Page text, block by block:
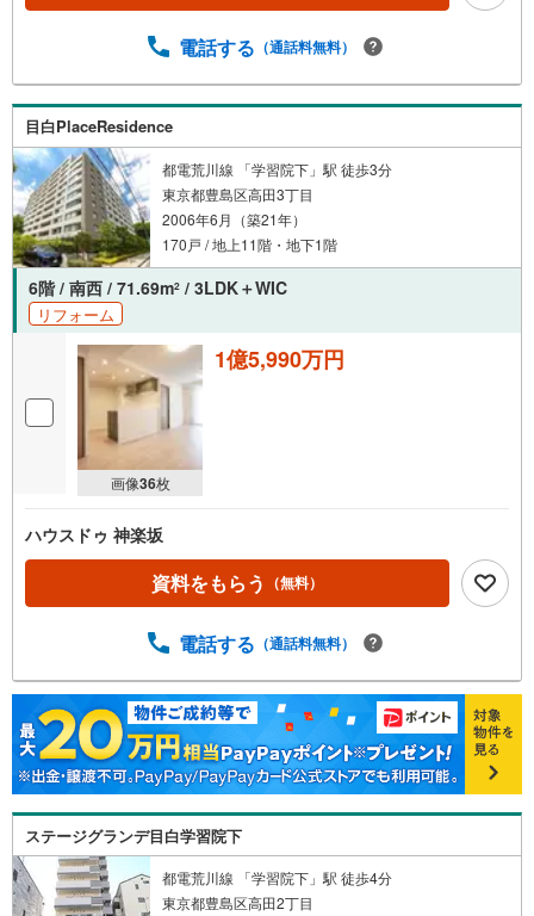
態:全部委託管理会社/ナイスコミュニティー株式会社管理
ベーター/有オートロック/有《ハウジングハーモニー・優和
の強み》・当社では全てのお客様に経験豊富な担当者がご
案内から引渡まで責任もって担当いたします。価格の交渉
もお任せください！
電話する （通話料無料）
目白PlaceResidence
都電荒川線 「学習院下」駅 徒歩3分
東京都豊島区高田3丁目
2006年6月（築21年）
170戸 / 地上11階・地下1階
6階 / 南西 / 71.69m2 / 3LDK＋WIC
リフォーム
画像36枚
1億5,990万円
ハウスドゥ 神楽坂
資料をもらう （無料）
電話する （通話料無料）
ステージグランデ目白学習院下
都電荒川線 「学習院下」駅 徒歩4分
東京都豊島区高田2丁目